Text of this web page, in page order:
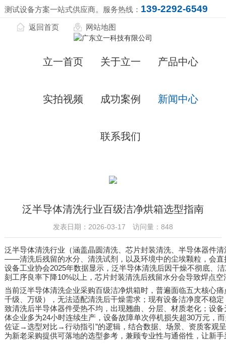
测试设备方案一站式供应商。服务热线： 139-2292-6549
返回首页 网站地图
立一首页 关于立一 产品中心
实拍视频 成功案例 新闻中心
联系我们
泛半导体清洗行业百级洁净烘箱选型指南
发表日期：2026-03-17 访问量：848
泛半导体清洗行业（涵盖晶圆清洗、芯片封装清洗、半导体器件清
——清洗后残留的水分、清洗试剂，以及环境中的尘埃颗粒，会
设备工业协会2025年数据显示，泛半导体清洗后因干燥不彻底、
刻工序良率下降10%以上，芯片封装清洗后残留水分会导致焊点空
当前泛半导体清洗企业采购百级洁净烘箱时，普遍面临五大核心
千级、万级），无法适配清洗后干燥需求；现有设备洁净度不稳定
致清洗后半导体器件受热不均，出现翘曲、分层、材质老化；设
体企业多为24小时连续生产，设备故障单次停机损失超30万元，
佐证 →选型对比 →行动指引 ”的逻辑，结合数据、场景、资质客观
为新老采购提供可落地的选型参考，兼顾专业性与通俗性，让新